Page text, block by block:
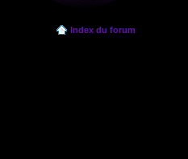
Index du forum